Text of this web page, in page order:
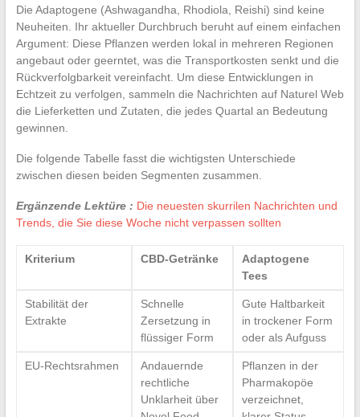
Die Adaptogene (Ashwagandha, Rhodiola, Reishi) sind keine
Neuheiten. Ihr aktueller Durchbruch beruht auf einem einfachen
Argument: Diese Pflanzen werden lokal in mehreren Regionen
angebaut oder geerntet, was die Transportkosten senkt und die
Rückverfolgbarkeit vereinfacht. Um diese Entwicklungen in
Echtzeit zu verfolgen, sammeln die Nachrichten auf Naturel Web
die Lieferketten und Zutaten, die jedes Quartal an Bedeutung
gewinnen.
Die folgende Tabelle fasst die wichtigsten Unterschiede
zwischen diesen beiden Segmenten zusammen.
Ergänzende Lektüre : Die neuesten skurrilen Nachrichten und
Trends, die Sie diese Woche nicht verpassen sollten
Kriterium CBD-Getränke
Adaptogene
Tees
Stabilität der
Extrakte
Schnelle
Zersetzung in
flüssiger Form
Gute Haltbarkeit
in trockener Form
oder als Aufguss
EU-Rechtsrahmen
Andauernde
rechtliche
Unklarheit über
Pflanzen in der
Pharmakopöe
verzeichnet,